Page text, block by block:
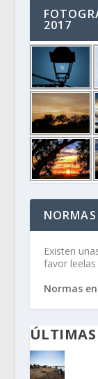
2017
Existen
favor leelas
Normas